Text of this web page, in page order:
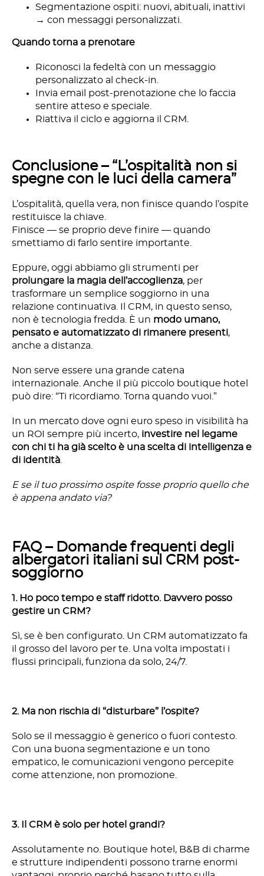
Segmentazione ospiti: nuovi, abituali, inattivi
→ con messaggi personalizzati.
Quando torna a prenotare
Riconosci la fedeltà con un messaggio
personalizzato al check-in.
Invia email post-prenotazione che lo faccia
sentire atteso e speciale.
Riattiva il ciclo e aggiorna il CRM.
Conclusione – “L’ospitalità non si
spegne con le luci della camera”
L’ospitalità, quella vera, non finisce quando l’ospite
restituisce la chiave.
Finisce — se proprio deve finire — quando
smettiamo di farlo sentire importante.
Eppure, oggi abbiamo gli strumenti per
prolungare la magia dell’accoglienza, per
trasformare un semplice soggiorno in una
relazione continuativa. Il CRM, in questo senso,
non è tecnologia fredda. È un modo umano,
pensato e automatizzato di rimanere presenti,
anche a distanza.
Non serve essere una grande catena
internazionale. Anche il più piccolo boutique hotel
può dire: “Ti ricordiamo. Torna quando vuoi.”
In un mercato dove ogni euro speso in visibilità ha
un ROI sempre più incerto, investire nel legame
con chi ti ha già scelto è una scelta di intelligenza e
di identità.
E se il tuo prossimo ospite fosse proprio quello che
è appena andato via?
FAQ – Domande frequenti degli
albergatori italiani sul CRM post-
soggiorno
1. Ho poco tempo e staff ridotto. Davvero posso
gestire un CRM?
Sì, se è ben configurato. Un CRM automatizzato fa
il grosso del lavoro per te. Una volta impostati i
flussi principali, funziona da solo, 24/7.
2. Ma non rischia di “disturbare” l’ospite?
Solo se il messaggio è generico o fuori contesto.
Con una buona segmentazione e un tono
empatico, le comunicazioni vengono percepite
come attenzione, non promozione.
3. Il CRM è solo per hotel grandi?
Assolutamente no. Boutique hotel, B&B di charme
e strutture indipendenti possono trarne enormi